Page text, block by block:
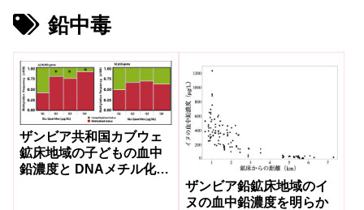
鉛中毒
ザンビア共和国カブウェ
鉱床地域の子どもの血中
鉛濃度と DNAメチル化レ
ザンビア鉛鉱床地域のイ
ヌの血中鉛濃度を明らか